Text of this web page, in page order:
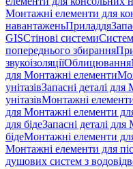
Монтажні елементи для
навантаженьПриладдя
GISСтінові системи
попереднього збирання
звукоізоляціїОблицювання
для Монтажні елементи
унітазівЗапасні деталі
унітазівМонтажні
для Монтажні елементи
для бідеЗапасні деталі
бідеМонтажні елементи для
Монтажні елементи для
душових систем з